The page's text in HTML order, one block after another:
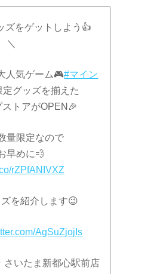
ズをゲットしよう👍
＼
人気ゲーム🎮#マイン
定グッズを揃えた
トアがOPEN🎉
量限定なので
早めに💨
rZPfANIVXZ
を紹介します😉
AgSuZjojIs
いたま新都心駅前店